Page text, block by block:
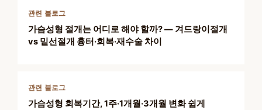
관련 블로그
가슴성형 절개는 어디로 해야 할까? — 겨드랑이절개
vs 밑선절개 흉터·회복·재수술 차이
관련 블로그
가슴성형 회복기간, 1주·1개월·3개월 변화 쉽게